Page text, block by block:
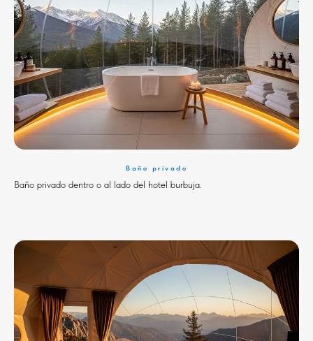
Baño privado
Baño privado dentro o al lado del hotel burbuja.